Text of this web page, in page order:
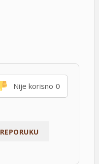
Nije korisno 0